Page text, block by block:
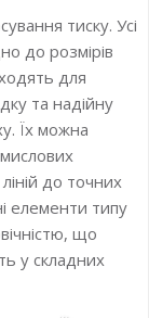
тиску. Усі
до розмірів
для
та надійну
Їх можна
до точних
елементи типу
що
у складних